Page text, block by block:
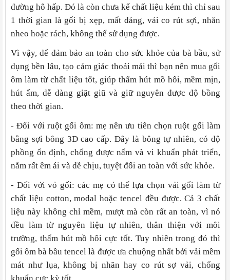
đường hô hấp. Đó là còn chưa kể chất liệu kém thì chỉ sau
1 thời gian là gối bị xẹp, mất dáng, vải co rút sợi, nhăn
nheo hoặc rách, không thể sử dụng được.
Vì vậy, để đảm bảo an toàn cho sức khỏe của bà bầu, sử
dụng bền lâu, tạo cảm giác thoải mái thì bạn nên mua gối
ôm làm từ chất liệu tốt, giúp thấm hút mồ hôi, mềm mịn,
hút ẩm, dễ dàng giặt giũ và giữ nguyên được độ bồng
theo thời gian.
- Đối với ruột gối ôm: mẹ nên ưu tiên chọn ruột gối làm
bằng sợi bông 3D cao cấp. Đây là bông tự nhiên, có độ
phồng ổn định, chống được nấm và vi khuẩn phát triển,
nằm rất êm ái và dễ chịu, tuyệt đối an toàn với sức khỏe.
- Đối với vỏ gối: các mẹ có thể lựa chọn vải gối làm từ
chất liệu cotton, modal hoặc tencel đều được. Cả 3 chất
liệu này không chỉ mềm, mượt mà còn rất an toàn, vì nó
đều làm từ nguyên liệu tự nhiên, thân thiện với môi
trường, thấm hút mồ hôi cực tốt. Tuy nhiên trong đó thì
gối ôm bà bầu tencel là được ưa chuộng nhất bởi vải mềm
mát như lụa, không bị nhăn hay co rút sợ vải, chống